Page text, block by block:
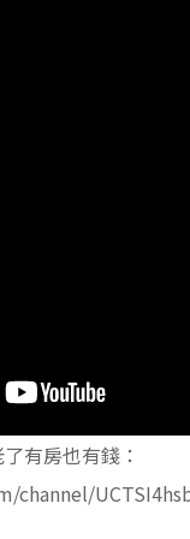
有房也有錢：